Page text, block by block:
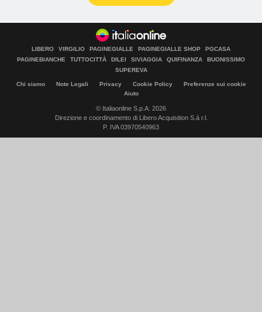
LIBERO VIRGILIO PAGINEGIALLE PAGINEGIALLE SHOP
PGCASA
PAGINEBIANCHE
TUTTOCITTÀ DILEI SIVIAGGIA QUIFINANZA
BUONISSIMO
SUPEREVA
Chi siamo Note Legali Privacy Cookie Policy
Preferenze sui cookie
Aiuto
© Italiaonline S.p.A. 2026
Direzione e coordinamento di Libero Acquisition S.á r.l.
P. IVA 03970540963